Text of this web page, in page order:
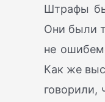
Штрафы
Они были
не
Как же
говорили,